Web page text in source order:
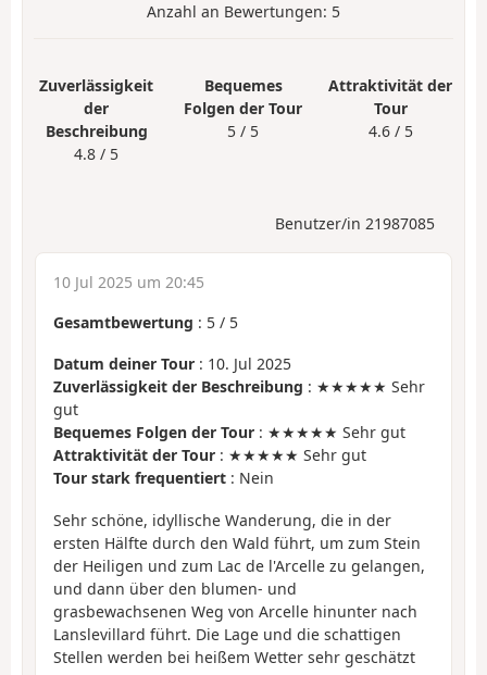
Anzahl an Bewertungen: 5
Zuverlässigkeit
der
Beschreibung
4.8 / 5
Bequemes
Folgen der Tour
5 / 5
Attraktivität der
Tour
4.6 / 5
Benutzer/in 21987085
10 Jul 2025 um 20:45
Gesamtbewertung : 5 / 5
Datum deiner Tour : 10. Jul 2025
Zuverlässigkeit der Beschreibung : ★★★★★ Sehr
gut
Bequemes Folgen der Tour : ★★★★★ Sehr gut
Attraktivität der Tour : ★★★★★ Sehr gut
Tour stark frequentiert : Nein
Sehr schöne, idyllische Wanderung, die in der
ersten Hälfte durch den Wald führt, um zum Stein
der Heiligen und zum Lac de l'Arcelle zu gelangen,
und dann über den blumen- und
grasbewachsenen Weg von Arcelle hinunter nach
Lanslevillard führt. Die Lage und die schattigen
Stellen werden bei heißem Wetter sehr geschätzt